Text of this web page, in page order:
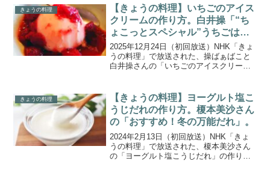
たくなる、 ひんやりフルーツスイーツを
伝授してくれま...
きょうの料理
【きょうの料理】いちごのアイス
クリームの作り方。白井操「“ち
ょこっとスペシャル”うちごは
ん」
2025年12月24日（初回放送）NHK「きょ
うの料理」で放送された、操ばぁばこと
白井操さんの「いちごのアイスクリー
スペシャル”うちごはん」。今回のメイン
は、乾物の...
きょうの料理
【きょうの料理】ヨーグルト塩こ
うじだれの作り方。榎本美沙さん
の「おすすめ！冬の万能だれ」。
2024年2月13日（初回放送）NHK「きょ
うの料理」で放送された、榎本美沙さん
の「ヨーグルト塩こうじだれ」の作り方